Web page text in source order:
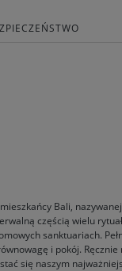
Bali,
częścią wielu
sanktuariach.
i pokój.
się naszym